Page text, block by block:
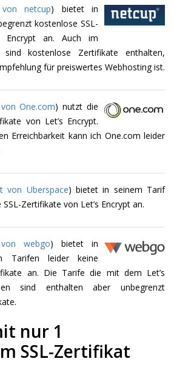
netcup) bietet in
kostenlose SSL-
Encrypt an. Auch im
kostenlose Zertifikate enthalten,
für preiswertes Webhosting ist.
One.com) nutzt die
von Let’s Encrypt.
Erreichbarkeit kann ich One.com leider
von Uberspace) bietet in seinem Tarif
Zertifikate von Let’s Encrypt an.
webgo) bietet in
Tarifen leider keine
an. Die Tarife die mit dem Let’s
sind enthalten aber unbegrenzt
nur 1
SSL-Zertifikat